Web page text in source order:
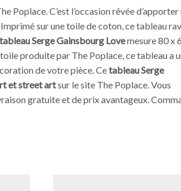
Poplace. C’est l’occasion rêvée d’apporter
sur une toile de coton, ce tableau
tableau Serge Gainsbourg Lovemesure 80 x
produite par The Poplace, ce tableau a
de votre pièce. Cetableau Serge
et street artsur le site The Poplace. Vous
gratuite et de prix avantageux.